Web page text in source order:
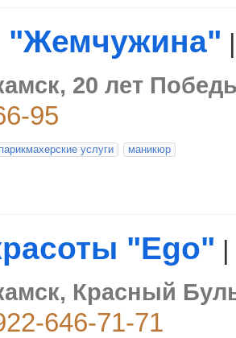
"Жемчужина"
20 лет
95
парикмахерские услуги маникюр
"Еgo"
Красный
646-71-71